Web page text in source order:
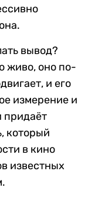
вывод?
живо, оно по-
и его
измерение и
придаёт
который
в кино
известных